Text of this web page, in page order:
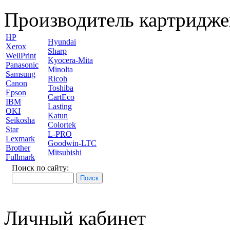
Производитель
HP
Xerox
WellPrint
Panasonic
Samsung
Canon
Epson
IBM
OKI
Seikosha
Star
Lexmark
Brother
Fullmark
Hyundai
Sharp
Kyocera-Mita
Minolta
Ricoh
Toshiba
CartEco
Lasting
Katun
Colortek
L-PRO
Goodwin-LTC
Mitsubishi
Поиск по сайту:
Личный кабинет